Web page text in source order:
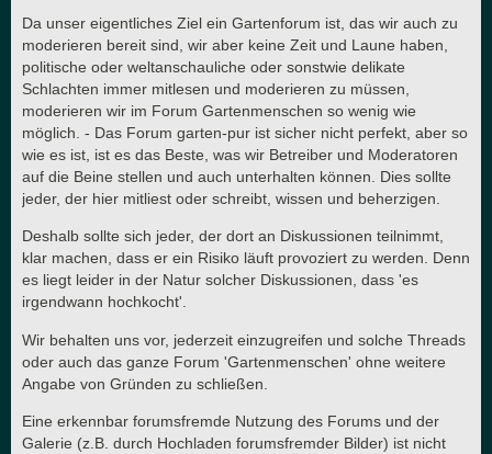
Da unser eigentliches Ziel ein Gartenforum ist, das wir auch zu
moderieren bereit sind, wir aber keine Zeit und Laune haben,
politische oder weltanschauliche oder sonstwie delikate
Schlachten immer mitlesen und moderieren zu müssen,
moderieren wir im Forum Gartenmenschen so wenig wie
möglich. - Das Forum garten-pur ist sicher nicht perfekt, aber so
wie es ist, ist es das Beste, was wir Betreiber und Moderatoren
auf die Beine stellen und auch unterhalten können. Dies sollte
jeder, der hier mitliest oder schreibt, wissen und beherzigen.
Deshalb sollte sich jeder, der dort an Diskussionen teilnimmt,
klar machen, dass er ein Risiko läuft provoziert zu werden. Denn
es liegt leider in der Natur solcher Diskussionen, dass 'es
irgendwann hochkocht'.
Wir behalten uns vor, jederzeit einzugreifen und solche Threads
oder auch das ganze Forum 'Gartenmenschen' ohne weitere
Angabe von Gründen zu schließen.
Eine erkennbar forumsfremde Nutzung des Forums und der
Galerie (z.B. durch Hochladen forumsfremder Bilder) ist nicht